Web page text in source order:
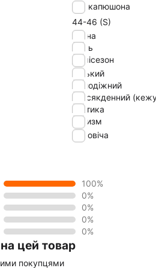
без капюшона
44-46 (S)
весна
осінь
демісезон
міський
молодіжний
повсякденний
тактика
туризм
Чоловіча
100%
0%
0%
0%
0%
цей товар
покупцями